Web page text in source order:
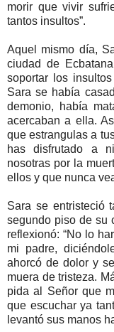
morir que vivir
tantos insultos”.
Aquel mismo día,
ciudad de
soportar los
Sara se había
demonio, había
acercaban a ella.
que estrangulas a
has disfrutado a
nosotras por la
ellos y que nunca
Sara se entristeció
segundo piso de su
reflexionó: “No lo
mi padre,
ahorcó de dolor y
muera de tristeza.
pida al Señor que
que escuchar ya
levantó sus manos